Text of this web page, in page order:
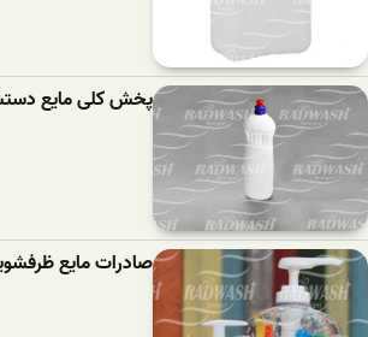
پخش کلی مایع
صادرات مایع